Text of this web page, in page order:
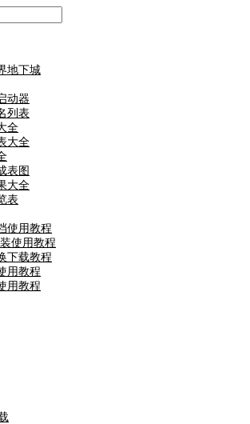
地下城
动器
列表
全
大全
表图
大全
表
使用教程
使用教程
下载教程
用教程
用教程